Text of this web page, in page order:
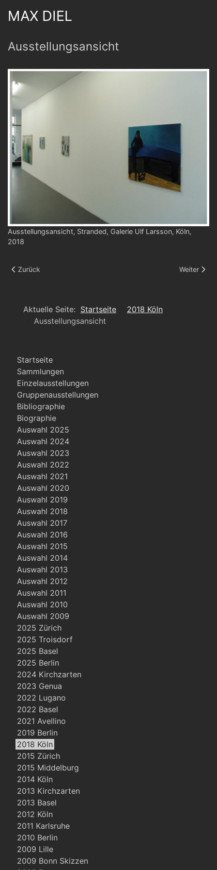
MAX DIEL
Ausstellungsansicht
Ausstellungsansicht, Stranded, Galerie Ulf Larsson, Köln,
2018
Vorheriger Beitrag: Ausstellungsansicht
Zurück Nächster
Weiter
Aktuelle Seite: Startseite
2018 Köln
Ausstellungsansicht
Startseite
Sammlungen
Einzelausstellungen
Gruppenausstellungen
Bibliographie
Biographie
Auswahl 2025
Auswahl 2024
Auswahl 2023
Auswahl 2022
Auswahl 2021
Auswahl 2020
Auswahl 2019
Auswahl 2018
Auswahl 2017
Auswahl 2016
Auswahl 2015
Auswahl 2014
Auswahl 2013
Auswahl 2012
Auswahl 2011
Auswahl 2010
Auswahl 2009
2025 Zürich
2025 Troisdorf
2025 Basel
2025 Berlin
2024 Kirchzarten
2023 Genua
2022 Lugano
2022 Basel
2021 Avellino
2019 Berlin
2018 Köln
2015 Zürich
2015 Middelburg
2014 Köln
2013 Kirchzarten
2013 Basel
2012 Köln
2011 Karlsruhe
2010 Berlin
2009 Lille
2009 Bonn Skizzen